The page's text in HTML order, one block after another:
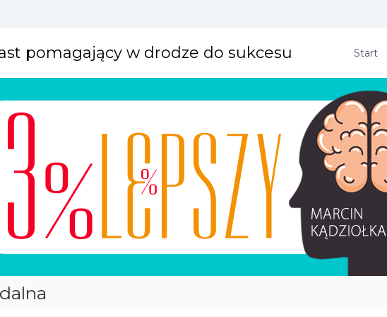
pomagający w drodze do sukcesu Start